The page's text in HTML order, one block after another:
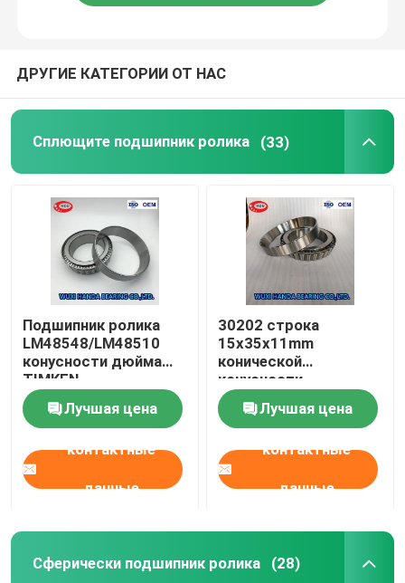
Шарикоподшипник NSK
пересеченные подшипники ролика
ДРУГИЕ КАТЕГОРИИ ОТ НАС
Сплющите подшипник ролика (33)
Подшипник ролика
LM48548/LM48510
конусности дюйма
TIMKEN
LM48548/LM48511A
Лучшая цена
контактные
данные
30202 строка
15x35x11mm
конической
конусности
подшипника ролика
SKF одиночная для
компрессора воздуха
Лучшая цена
контактные
данные
Сферически подшипник ролика (28)